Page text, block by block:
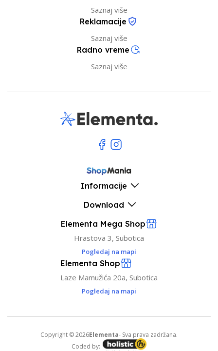
Saznaj više
Reklamacije
Saznaj više
Radno vreme
Saznaj više
Informacije
Download
Elementa Mega Shop
Hrastova 3, Subotica
Pogledaj na mapi
Elementa Shop
Laze Mamužića 20a, Subotica
Pogledaj na mapi
Copyright © 2026Elementa- Sva prava zadržana.
Coded by: